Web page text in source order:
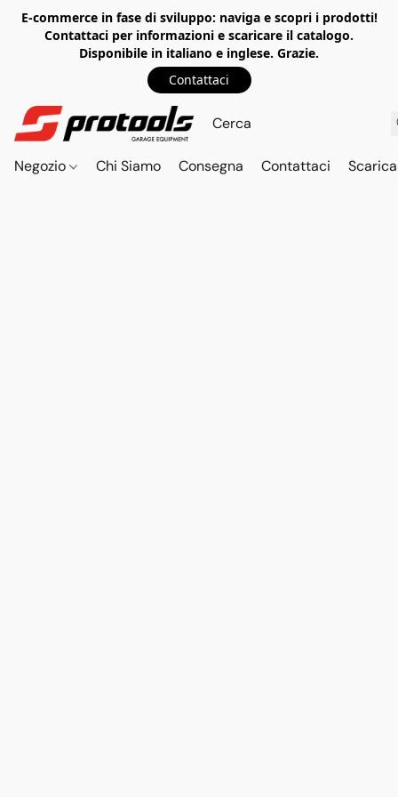
E-commerce in fase di sviluppo: naviga e scopri i prodotti!
Contattaci per informazioni e scaricare il catalogo.
Disponibile in italiano e inglese. Grazie.
Contattaci
Negozio Chi Siamo Consegna Contattaci Scarica